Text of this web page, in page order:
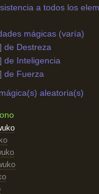
a todos los
mágicas (varía)
de Destreza
de Inteligencia
de Fuerza
aleatoria(s)